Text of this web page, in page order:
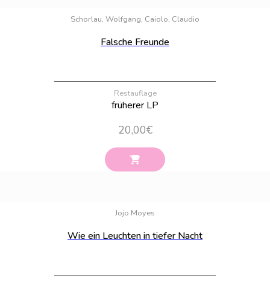
Schorlau, Wolfgang, Caiolo, Claudio
Falsche Freunde
Restauflage
früherer LP
20,00€
Jojo Moyes
Wie ein Leuchten in tiefer Nacht